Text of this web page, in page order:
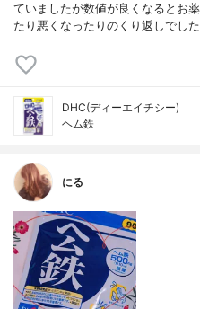
ていましたが数値が良くなるとお
たり悪くなったりのくり返しでし
DHC(ディーエイチシー)
ヘム鉄
にる